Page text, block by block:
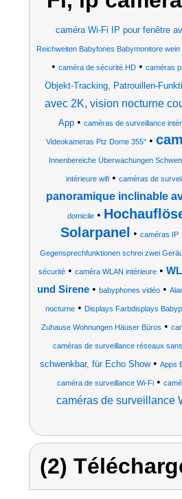
caméra Wi-Fi IP pour fenêtre
Reichweiten Babyfones Babymonitore
• caméra de sécurité HD • caméras
Objekt-Tracking, Patrouillen-
avec 2K, vision nocturne
App• caméras de surveillance
Videokameras Ptz Dome 355°•
Innenbereiche Überwachungen
intérieure wifi • caméras de
panoramique inclinable
domicile •
Solarpanel
• caméras IP
Gegensprechfunktionen schrei zwei
sécurité• caméra WLAN intérieure•
und Sirene • babyphones vidéo •
nocturne• Displays Farbdisplays
Zuhause Wohnungen Häuser Büros •
caméras de surveillance réseaux
schwenkbar, für Echo Show• Apps
caméra de surveillance Wi-Fi•
caméras de surveillance
(2)